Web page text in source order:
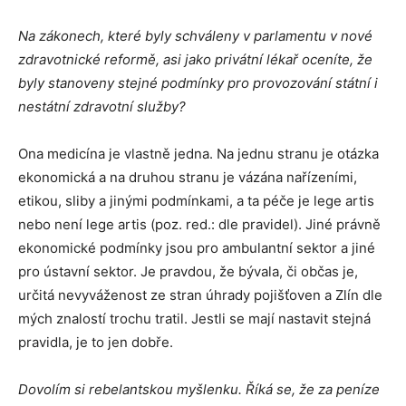
Na zákonech, které byly schváleny v parlamentu v nové
zdravotnické reformě, asi jako privátní lékař oceníte, že
byly stanoveny stejné podmínky pro provozování státní i
nestátní zdravotní služby?
Ona medicína je vlastně jedna. Na jednu stranu je otázka
ekonomická a na druhou stranu je vázána nařízeními,
etikou, sliby a jinými podmínkami, a ta péče je lege artis
nebo není lege artis (poz. red.: dle pravidel). Jiné právně
ekonomické podmínky jsou pro ambulantní sektor a jiné
pro ústavní sektor. Je pravdou, že bývala, či občas je,
určitá nevyváženost ze stran úhrady pojišťoven a Zlín dle
mých znalostí trochu tratil. Jestli se mají nastavit stejná
pravidla, je to jen dobře.
Dovolím si rebelantskou myšlenku. Říká se, že za peníze